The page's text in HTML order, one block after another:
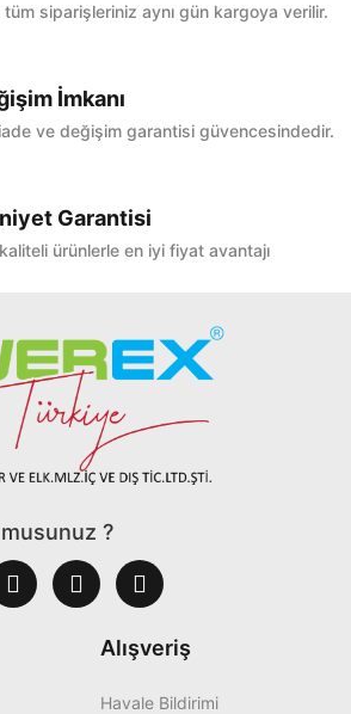
siparişleriniz aynı gün kargoya verilir.
İmkanı
ve değişim garantisi güvencesindedir.
Garantisi
ürünlerle en iyi fiyat avantajı
?
Alışveriş
Havale Bildirimi